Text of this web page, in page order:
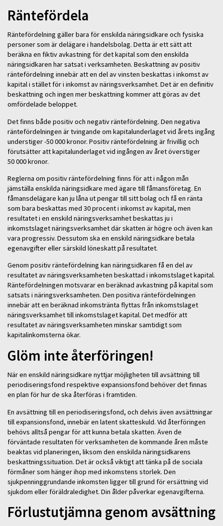
Räntefördela
Räntefördelning gäller bara för enskilda näringsidkare och fysiska
personer som är delägare i handelsbolag. Detta är ett sätt att
beräkna en fiktiv avkastning för det kapital som den enskilda
näringsidkaren har satsat i verksamheten. Beskattning av positiv
räntefördelning innebär att en del av vinsten beskattas i inkomst av
kapital i stället för i inkomst av näringsverksamhet. Det är en definitiv
beskattning och ingen mer beskattning kommer att göras av det
omfördelade beloppet.
Det finns både positiv och negativ räntefördelning. Den negativa
räntefördelningen är tvingande om kapitalunderlaget vid årets ingång
understiger -50 000 kronor. Positiv räntefördelning är frivillig och
förutsätter att kapitalunderlaget vid ingången av året överstiger
50 000 kronor.
Reglerna om positiv räntefördelning finns för att i någon mån
jämställa enskilda näringsidkare med ägare till fåmansföretag. En
fåmansdelägare kan ju låna ut pengar till sitt bolag och få en ränta
som bara beskattas med 30 procent i inkomst av kapital, men
resultatet i en enskild näringsverksamhet beskattas ju i
inkomstslaget näringsverksamhet där skatten är högre och även kan
vara progressiv. Dessutom ska en enskild näringsidkare betala
egenavgifter eller särskild löneskatt på resultatet.
Genom positiv räntefördelning kan näringsidkaren få en del av
resultatet av näringsverksamheten beskattad i inkomstslaget kapital.
Räntefördelningen motsvarar en beräknad avkastning på kapital som
satsats i näringsverksamheten. Den positiva räntefördelningen
innebär att en beräknad inkomstränta flyttas från inkomstslaget
näringsverksamhet till inkomstslaget kapital. Det medför att
resultatet av näringsverksamheten minskar samtidigt som
kapitalinkomsterna ökar.
Glöm inte återföringen!
När en enskild näringsidkare nyttjar möjligheten till avsättning till
periodiseringsfond respektive expansionsfond behöver det finnas
en plan för hur de ska återföras i framtiden.
En avsättning till en periodiseringsfond, och delvis även avsättningar
till expansionsfond, innebär en latent skatteskuld. Vid återföringen
behövs alltså pengar för att kunna betala skatten. Även de
förväntade resultaten för verksamheten de kommande åren måste
beaktas vid planeringen, liksom den enskilda näringsidkarens
beskattningssituation. Det är också viktigt att tänka på de sociala
förmåner som hänger ihop med inkomstens storlek. Den
sjukpenninggrundande inkomsten ligger till grund för ersättning vid
sjukdom eller föräldraledighet. Din ålder påverkar egenavgifterna.
Förlustutjämna genom avsättning